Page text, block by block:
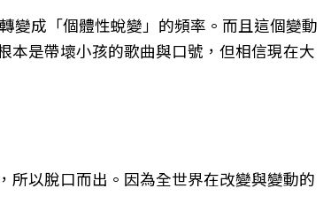
變成「個體性蛻變」的頻率。而且這個變動
本是帶壞小孩的歌曲與口號，但相信現在大
所以脫口而出。因為全世界在改變與變動的